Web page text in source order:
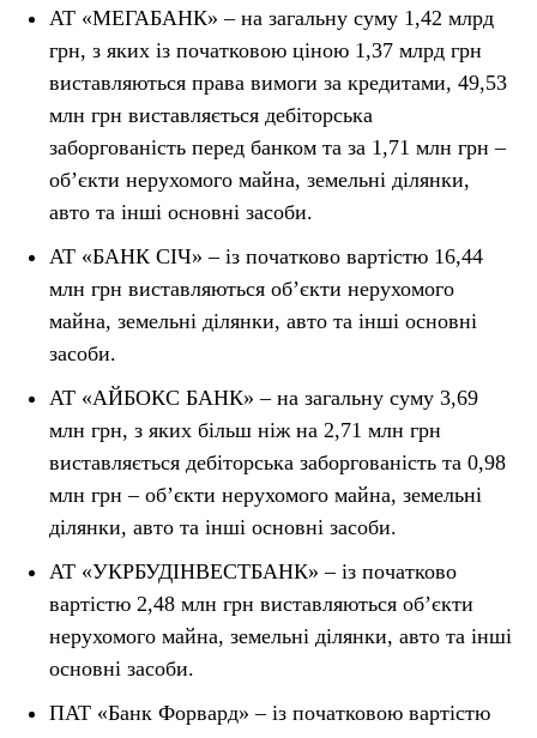
АТ «МЕГАБАНК» – на загальну суму 1,42 млрд
грн, з яких із початковою ціною 1,37 млрд грн
виставляються права вимоги за кредитами, 49,53
млн грн виставляється дебіторська
заборгованість перед банком та за 1,71 млн грн –
об’єкти нерухомого майна, земельні ділянки,
авто та інші основні засоби.
АТ «БАНК СІЧ» – із початково вартістю 16,44
млн грн виставляються об’єкти нерухомого
майна, земельні ділянки, авто та інші основні
засоби.
АТ «АЙБОКС БАНК» – на загальну суму 3,69
млн грн, з яких більш ніж на 2,71 млн грн
виставляється дебіторська заборгованість та 0,98
млн грн – об’єкти нерухомого майна, земельні
ділянки, авто та інші основні засоби.
АТ «УКРБУДІНВЕСТБАНК» – із початково
вартістю 2,48 млн грн виставляються об’єкти
нерухомого майна, земельні ділянки, авто та інші
основні засоби.
ПАТ «Банк Форвард» – із початковою вартістю